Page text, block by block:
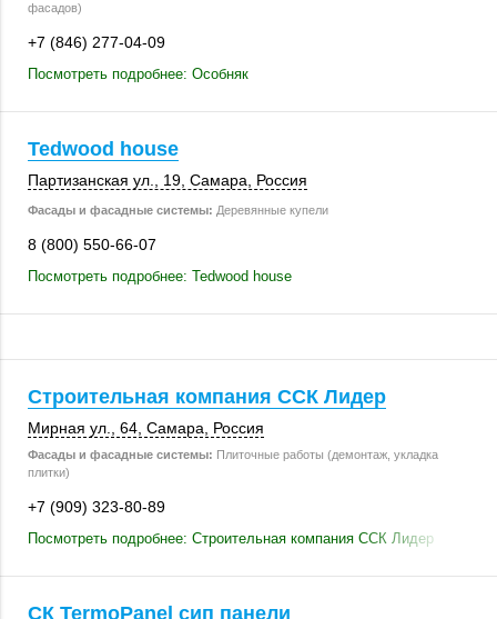
фасадов)
+7 (846) 277-04-09
Посмотреть подробнее: Особняк
Tedwood house
Партизанская ул., 19, Самара Россия
Фасады и фасадные системы: Деревянные купели
8 (800) 550-66-07
Посмотреть подробнее: Tedwood house
Строительная компания ССК Лидер
Мирная ул., 64 Самара Россия
Фасады и фасадные системы: Плиточные работы (демонтаж, укладка
плитки)
+7 (909) 323-80-89
Посмотреть подробнее: Строительная компания ССК Лидер
СК TermoPanel сип панели